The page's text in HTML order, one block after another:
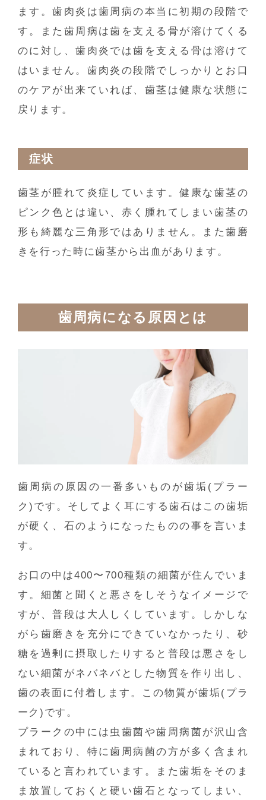
ます。歯肉炎は歯周病の本当に初期の段階で
す。また歯周病は歯を支える骨が溶けてくる
のに対し、歯肉炎では歯を支える骨は溶けて
はいません。歯肉炎の段階でしっかりとお口
のケアが出来ていれば、歯茎は健康な状態に
戻ります。
症状
歯茎が腫れて炎症しています。健康な歯茎の
ピンク色とは違い、赤く腫れてしまい歯茎の
形も綺麗な三角形ではありません。また歯磨
きを行った時に歯茎から出血があります。
歯周病になる原因とは
歯周病の原因の一番多いものが歯垢(プラー
ク)です。そしてよく耳にする歯石はこの歯垢
が硬く、石のようになったものの事を言いま
す。
お口の中は400〜700種類の細菌が住んでいま
す。細菌と聞くと悪さをしそうなイメージで
すが、普段は大人しくしています。しかしな
がら歯磨きを充分にできていなかったり、砂
糖を過剰に摂取したりすると普段は悪さをし
ない細菌がネバネバとした物質を作り出し、
歯の表面に付着します。この物質が歯垢(プラ
ーク)です。
プラークの中には虫歯菌や歯周病菌が沢山含
まれており、特に歯周病菌の方が多く含まれ
ていると言われています。また歯垢をそのま
ま放置しておくと硬い歯石となってしまい、